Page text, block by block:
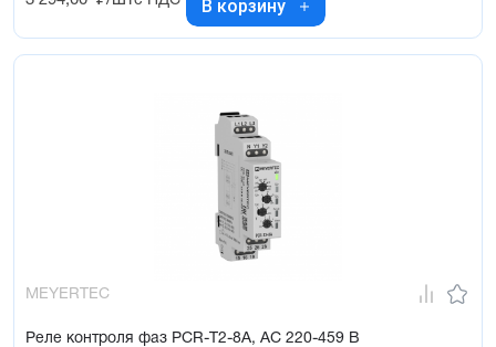
В корзину
MEYERTEC
Реле контроля фаз PCR-Т2-8А, AC 220-459 В